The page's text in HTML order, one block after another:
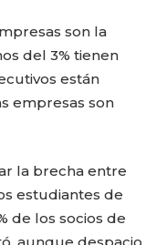
son la
del 3% tienen
están
empresas son
la brecha entre
estudiantes de
de los socios de
aunque despacio,